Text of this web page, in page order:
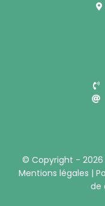
© Copyright -
Mentions légales |
de